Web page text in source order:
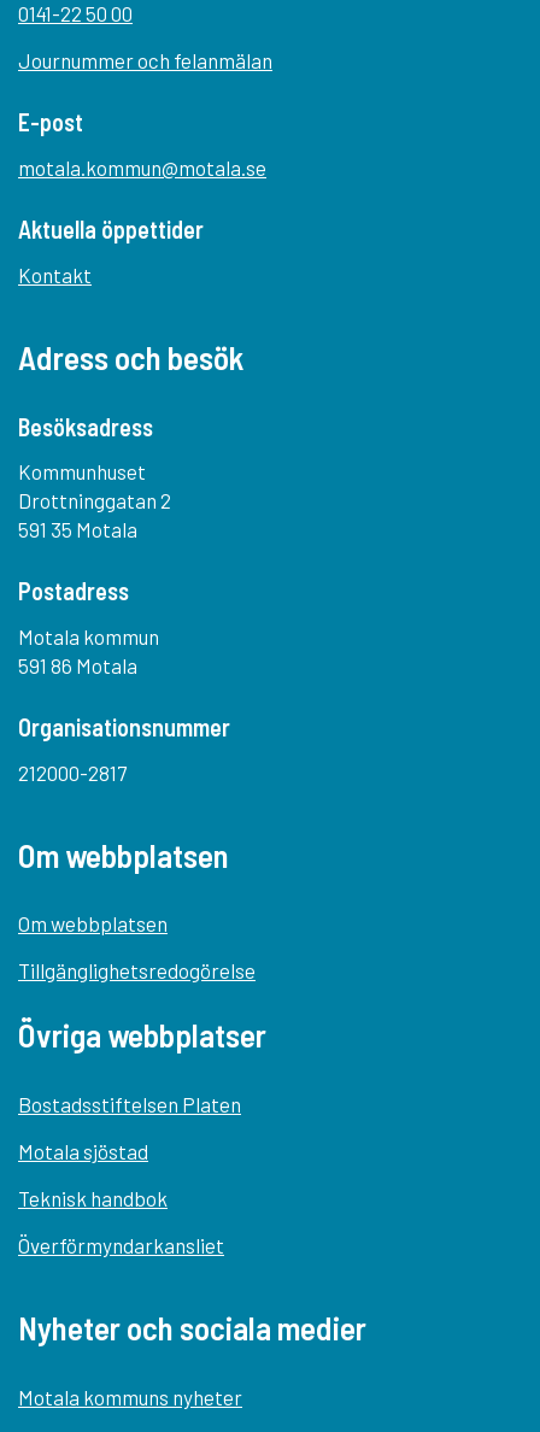
0141-22 50 00
Journummer och felanmälan
E-post
motala.kommun@motala.se
Aktuella öppettider
Kontakt
Adress och besök
Besöksadress
Kommunhuset
Drottninggatan 2
591 35 Motala
Postadress
Motala kommun
591 86 Motala
Organisationsnummer
212000-2817
Om webbplatsen
Om webbplatsen
Tillgänglighetsredogörelse
Övriga webbplatser
Bostadsstiftelsen Platen
Motala sjöstad
Teknisk handbok
Överförmyndarkansliet
Nyheter och sociala medier
Motala kommuns nyheter